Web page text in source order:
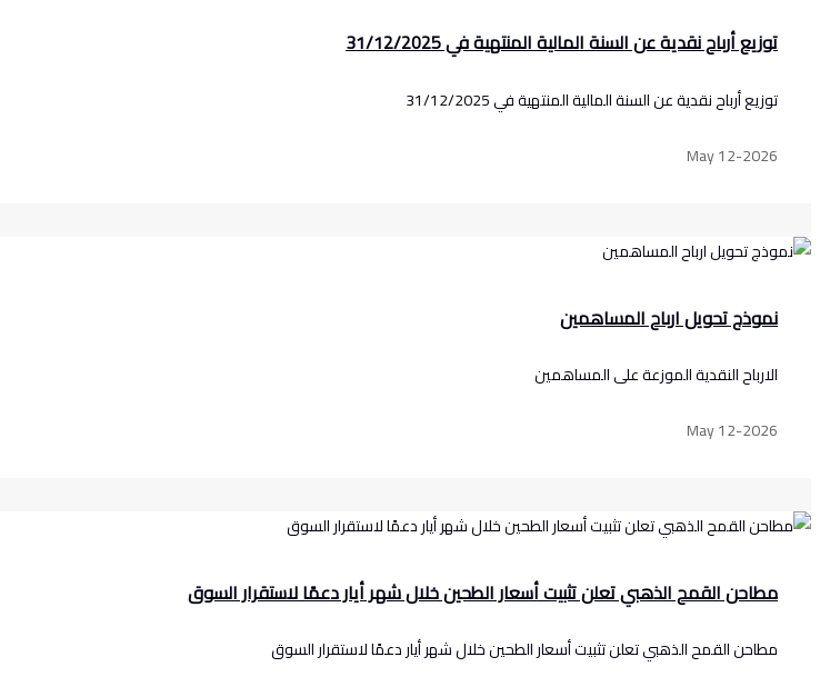
توزيع أرباح نقدية عن السنة المالية المنتهية في 31/12/2025
توزيع أرباح نقدية عن السنة المالية المنتهية في 31/12/2025
May 12-2026
نموذج تحويل ارباح المساهمين
الارباح النقدية الموزعة على المساهمين
May 12-2026
مطاحن القمح الذهبي تعلن تثبيت أسعار الطحين خلال شهر أيار دعمًا لاستقرار السوق
مطاحن القمح الذهبي تعلن تثبيت أسعار الطحين خلال شهر أيار دعمًا لاستقرار السوق